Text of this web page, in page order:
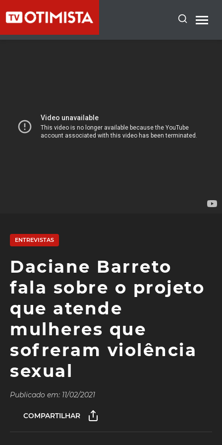
ENTREVISTAS
Daciane Barreto
fala sobre o projeto
que atende
mulheres que
sofreram violência
sexual
Publicado em: 11/02/2021
COMPARTILHAR